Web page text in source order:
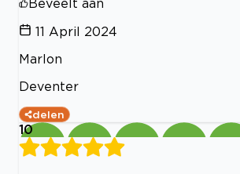
Beveelt aan
11 April 2024
Marlon
Deventer
delen
10